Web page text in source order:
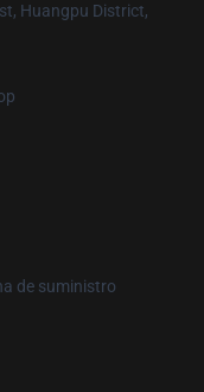
Huangpu District,
de suministro